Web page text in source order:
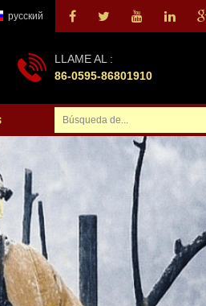
русский
LLAME AL :
86-0595-86801910